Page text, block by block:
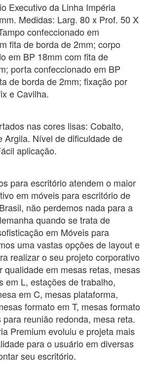
Executivo da Linha Impéria
Medidas: Larg. 80 x Prof. 50 X
confeccionado em
fita de borda de 2mm; corpo
em BP 18mm com fita de
porta confeccionado em BP
de borda de 2mm; fixação por
e Cavilha.
nas cores lisas: Cobalto,
Argila. Nível de dificuldade de
aplicação.
para escritório atendem o maior
em móveis para escritório de
não perdemos nada para a
quando se trata de
em Móveis para
uma vastas opções de layout e
realizar o seu projeto corporativo
qualidade em mesas retas, mesas
em L, estações de trabalho,
em C, mesas plataforma,
formato em T, mesas formato
reunião redonda, mesa reta.
Premium evoluiu e projeta mais
para o usuário em diversas
seu escritório.